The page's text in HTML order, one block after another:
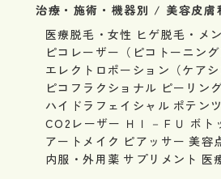
治療・施術・機器別 / 美容皮膚
医療脱毛・女性 ヒゲ脱毛・メ
ピコレーザー（ピコトーニング
エレクトロポーション（ケアシ
ピコフラクショナル ピーリン
ハイドラフェイシャル ポテン
CO2レーザー ＨＩ－ＦＵ ボト
アートメイク ピアッサー 美容
内服・外用薬 サプリメント 医